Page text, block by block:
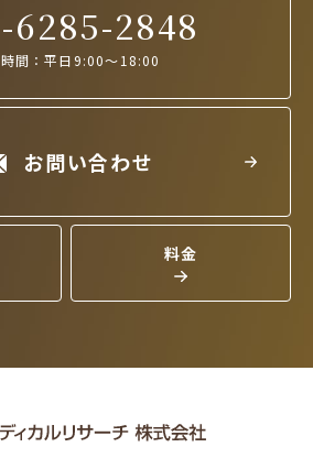
6285-2848
間：平日9:00～18:00
お問い合わせ
料金